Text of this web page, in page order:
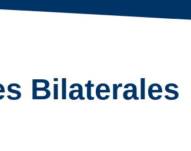
Bilaterales